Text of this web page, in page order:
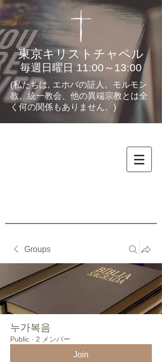
東京キリストチャペル
毎週日曜日 11:00～13:00
(私たちは, エホバの証人、モルモン
教、統一教会、他の異端宗教とは全
く何の関係もありません。)
Groups
누가복음
Public · 2 メンバー
Join